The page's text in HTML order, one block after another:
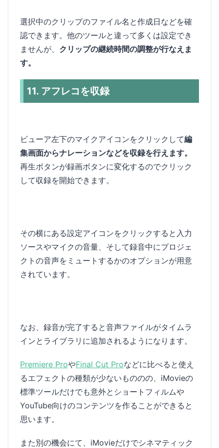
選択中のクリップのファイル名と作成日などを確
認できます。他のツールと違って多くは設定でき
ませんが、 クリップの継続時間の調整が行なえま
す。
11. アフレコを収録
ビューア左下のマイクアイコンをクリックして編
集画面からナレーションなどを収録を行えます。
再生ボタンが録画ボタンに変化するのでクリック
して収録を開始できます。
その横にある設定アイコンをクリックすると入力
ソースやマイクの音量、そして録音中にプロジェ
クトの音声をミュートするかのオプションが用意
されています。
なお、録音が完了すると音声ファイルがタイムラ
インとライブラリに追加されるようになります。
Premiere ProやFinal Cut Proなどに比べると使え
るエフェクトの種類が少ないもののの、iMovieの
標準ツールだけでも意外とショートフィルムや
YouTube向けのコンテンツを作ることができると
思います。
また別の機会にて、iMovieだけでシネマティック